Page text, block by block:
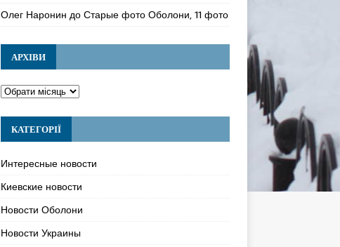
Олег Наронин доСтарые фото Оболони, 11 фото
АРХІВИ
КАТЕГОРІЇ
Интересные новости
Киевские новости
Новости Оболони
Новости Украины